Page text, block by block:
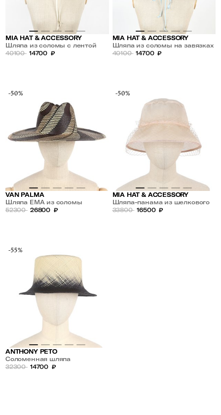
MIA HAT & ACCESSORY
Шляпа из соломы с лентой
40100 14700 ₽
MIA HAT & ACCESSORY
Шляпа из соломы на завязках
40100 14700 ₽
-50%
VAN PALMA
Шляпа EMA из соломы
52300 26800 ₽
-50%
MIA HAT & ACCESSORY
Шляпа-панама из шелкового
органди с вуалью
33800 16500 ₽
-55%
ANTHONY PETO
Соломенная шляпа
32300 14700 ₽